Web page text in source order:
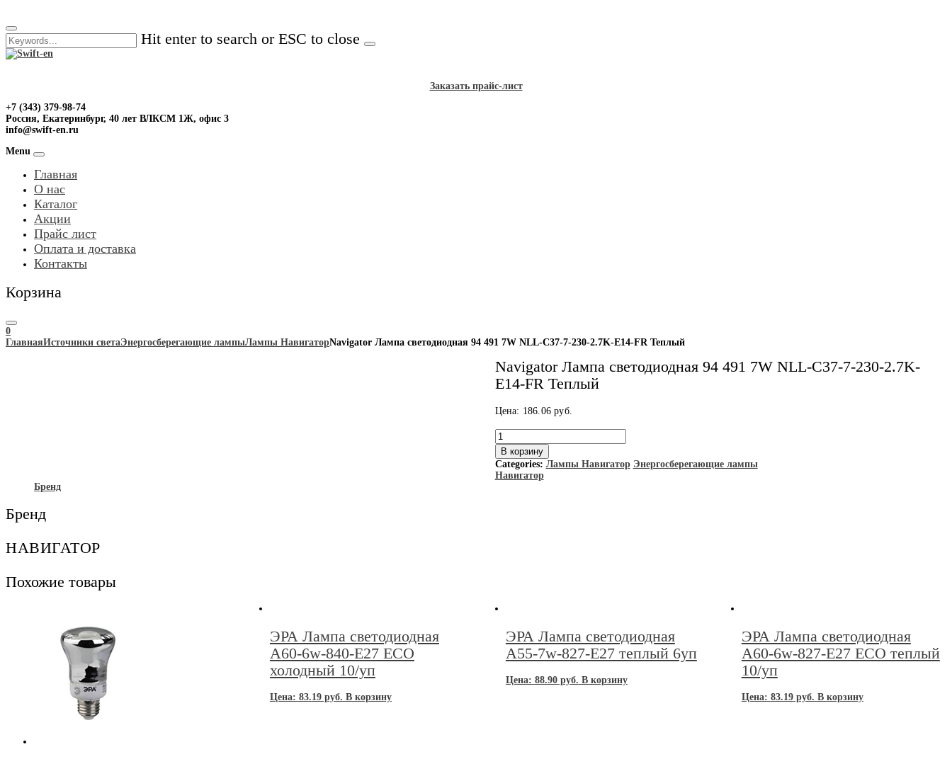
to
content
Hit enter to search or ESC to close
Заказать прайс-лист
+7 (343) 379-98-74
Россия, Екатеринбург, 40 лет ВЛКСМ 1Ж, офис 3
info@swift-en.ru
Menu
Главная
О нас
Каталог
Акции
Прайс лист
Оплата и доставка
Контакты
Корзина
0
ГлавнаяИсточники светаЭнергосберегающие лампыЛампы НавигаторNavigator Лампа светодиодная 94 491 7W NLL-C37-7-230-2.7K-E14-FR Теплый
Navigator Лампа светодиодная 94 491 7W NLL-C37-7-230-2.7K-
E14-FR Теплый
Цена: 186.06руб.
Количество
товара
Navigator
Лампа
светодиодная
В корзину
Categories: Лампы Навигатор Энергосберегающие лампы
Навигатор
Бренд
Бренд
НАВИГАТОР
Похожие товары
ЭРА Лампа светодиодная
A60-6w-840-E27 ECO
холодный 10/уп
Цена: 83.19руб. В корзину
ЭРА Лампа светодиодная
A55-7w-827-E27 теплый 6уп
Цена: 88.90руб. В корзину
ЭРА Лампа светодиодная
A60-6w-827-E27 ECO теплый
10/уп
Цена: 83.19руб. В корзину